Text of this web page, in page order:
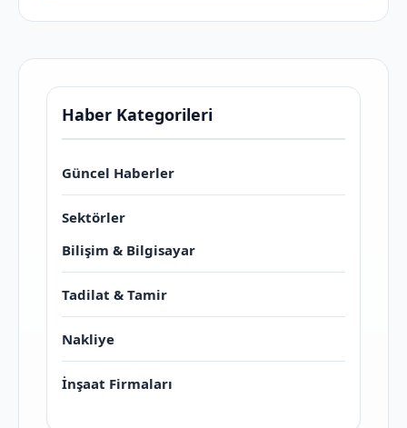
Haber Kategorileri
Güncel Haberler
Sektörler
Bilişim & Bilgisayar
Tadilat & Tamir
Nakliye
İnşaat Firmaları